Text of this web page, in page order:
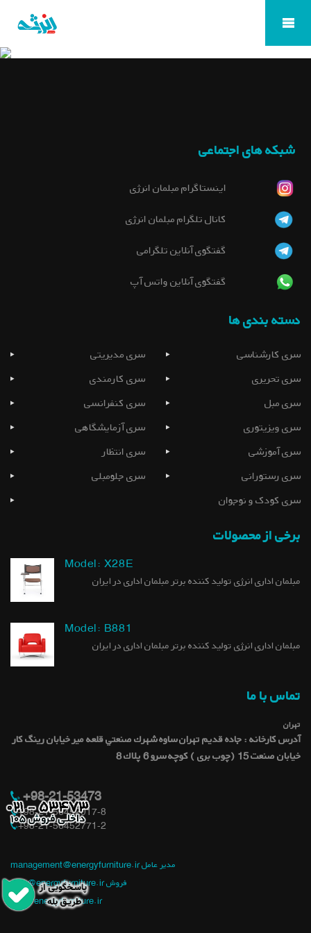
شبکه های اجتماعی
اینستاگرام مبلمان انرژی
کانال تلگرام مبلمان انرژی
گفتگوی آنلاین تلگرامی
گفتگوی آنلاین واتس آپ
دسته بندی ها
سری مدیریتی
سری کارشناسی
سری کارمندی
سری تحریری
سری کنفرانسی
سری مبل
سری آزمایشگاهی
سری ویزیتوری
سری انتظار
سری آموزشی
سری جلومبلی
سری رستورانی
سری کودک و نوجوان
برخی از محصولات
Model: X28E
مبلمان اداری انرژی تولید کننده برتر مبلمان اداری در ایران
Model: B881
مبلمان اداری انرژی تولید کننده برتر مبلمان اداری در ایران
تماس با ما
تهران
آدرس کارخانه : جاده قديم تهران ساوه شهرك صنعتي قلعه میر خيابان رينگ كار
خيابان صنعت 15 (چوب بری ) کوچه سرو 6 پلاك 8
+98-21-53473
+98-21-56452017-8
+98-21-56452771-2
management@energyfurniture.ir مدیر عامل
sale@energyfurniture.ir فروش
info@energyfurniture.ir